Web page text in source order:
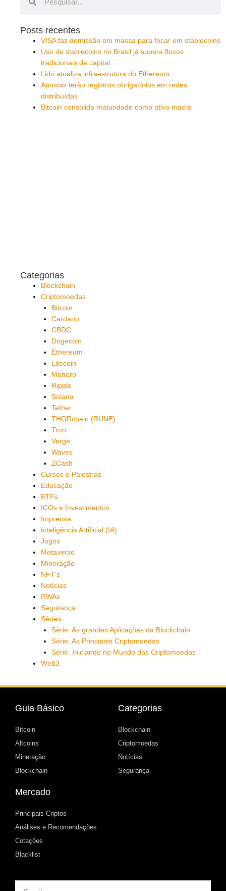
Posts recentes
VISA faz demissão em massa para focar em stablecoins
Uso de stablecoins no Brasil já supera fluxos
tradicionais de capital
Lido atualiza infraestrutura do Ethereum
Apostas terão registros obrigatórios em redes
distribuídas
Bitcoin consolida maturidade como ativo macro
Categorias
Blockchain
Criptomoedas
Bitcoin
Cardano
CBDC
Dogecoin
Ethereum
Litecoin
Monero
Ripple
Solana
Tether
THORchain (RUNE)
Tron
Verge
Waves
ZCash
Cursos e Palestras
Educação
ETFs
ICOs e Investimentos
Imprensa
Inteligência Artificial (IA)
Jogos
Metaverso
Mineração
NFT's
Notícias
RWAs
Segurança
Séries
Série: As grandes Aplicações da Blockchain
Série: As Principais Criptomoedas
Série: Iniciando no Mundo das Criptomoedas
Web3
Guia Básico
Bitcoin
Altcoins
Mineração
Blockchain
Categorias
Blockchain
Criptomoedas
Notícias
Segurança
Mercado
Principais Criptos
Análises e Recomendações
Cotações
Blacklist